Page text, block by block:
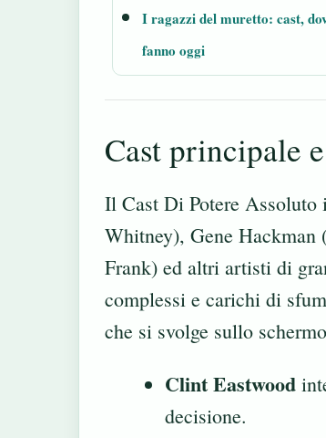
I ragazzi del muretto: cast,
fanno oggi
Cast principale
Il Cast Di Potere
Whitney), Gene Hackman
Frank) ed altri artisti di
complessi e carichi di
che si svolge sullo
Clint Eastwood
decisione.